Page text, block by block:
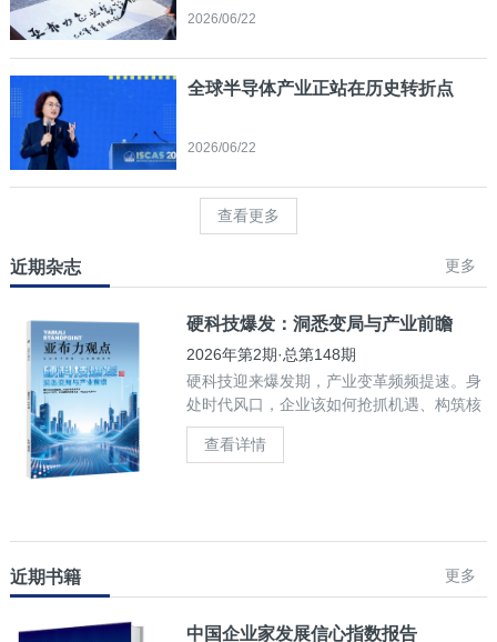
2026/06/22
全球半导体产业正站在历史转折点
2026/06/22
查看更多
近期杂志 更多
硬科技爆发：洞悉变局与产业前瞻
2026年第2期·总第148期
硬科技迎来爆发期，产业变革频频提速。身
处时代风口，企业该如何抢抓机遇、构筑核
心竞争力？
查看详情
近期书籍 更多
中国企业家发展信心指数报告